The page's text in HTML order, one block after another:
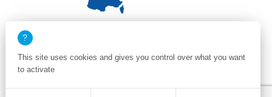
le vendredi de 8h30 à 12h et de 13h30 à 16h30
un samedi matin sur deux de 8h30 à 12h
This site uses cookies and gives you control over what you want
to activate